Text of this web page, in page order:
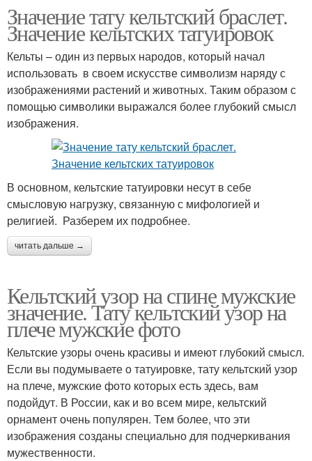
Значение тату кельтский браслет.
Значение кельтских татуировок
Кельты – один из первых народов, который начал
использовать в своем искусстве символизм наряду с
изображениями растений и животных. Таким образом с
помощью символики выражался более глубокий смысл
изображения.
В основном, кельтские татуировки несут в себе
смысловую нагрузку, связанную с мифологией и
религией. Разберем их подробнее.
читать дальше →
Кельтский узор на спине мужские
значение. Тату кельтский узор на
плече мужские фото
Кельтские узоры очень красивы и имеют глубокий смысл.
Если вы подумываете о татуировке, тату кельтский узор
на плече, мужские фото которых есть здесь, вам
подойдут. В России, как и во всем мире, кельтский
орнамент очень популярен. Тем более, что эти
изображения созданы специально для подчеркивания
мужественности.